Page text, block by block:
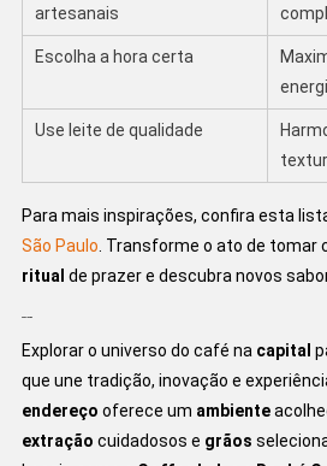
artesanais
Escolha a hora certa
Use leite de qualidade
Para mais inspirações, confira esta
São Paulo . Transforme o ato de tomar
ritual de prazer e descubra novos
Explorar o universo do café na capital
que une tradição, inovação e
endereço oferece um ambiente
extração cuidadosos e grãos